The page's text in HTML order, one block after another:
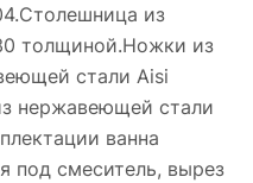
из
толщиной.Ножки из
стали Aisi
нержавеющей стали
ванна
под смеситель, вырез